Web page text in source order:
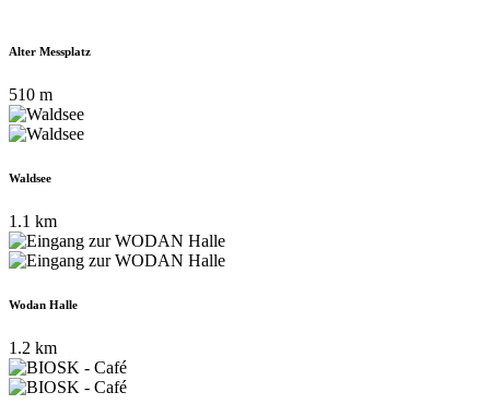
Alter Messplatz
510 m
Waldsee
1.1 km
Wodan Halle
1.2 km